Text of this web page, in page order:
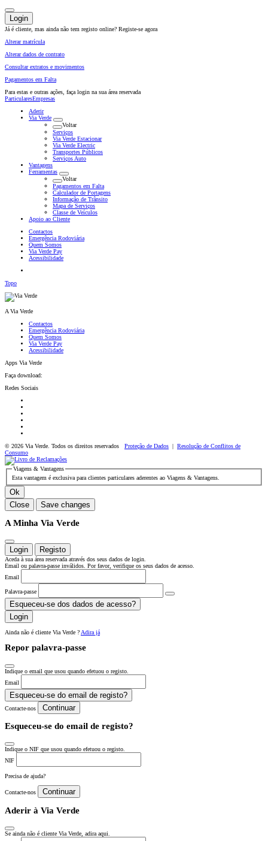
Login
Já é cliente, mas ainda não tem registo online? Registe-se agora
Alterar matrícula
Alterar dados de contrato
Consultar extratos e movimentos
Pagamentos em Falta
Para estas e outras ações, faça login na sua área reservada
ParticularesEmpresas
Aderir
Via Verde
Voltar
Serviços
Via Verde Estacionar
Via Verde Electric
Transportes Públicos
Serviços Auto
Vantagens
Ferramentas
Voltar
Pagamentos em Falta
Calculador de Portagens
Informação de Trânsito
Mapa de Serviços
Classe de Veículos
Apoio ao Cliente
Contactos
Emergência Rodoviária
Quem Somos
Via Verde Pay
Acessibilidade
Topo
A Via Verde
Contactos
Emergência Rodoviária
Quem Somos
Via Verde Pay
Acessibilidade
Apps Via Verde
Faça download:
Redes Sociais
© 2026 Via Verde. Todos os direitos reservados Proteção de Dados | Resolução de Conflitos de
Consumo
Viagens & Vantagens
Esta vantagem é exclusiva para clientes particulares aderentes ao Viagens & Vantagens.
Ok
Close
Save changes
A Minha Via Verde
Login Registo
Aceda à sua área reservada através dos seus dados de login.
Email ou palavra-passe inválidos. Por favor, verifique os seus dados de acesso.
Email
Palavra-passe
Esqueceu-se dos dados de acesso?
Login
Ainda não é cliente Via Verde ? Adira já
Repor palavra-passe
Indique o email que usou quando efetuou o registo.
Email
Esqueceu-se do email de registo?
Contacte-nos Continuar
Esqueceu-se do email de registo?
Indique o NIF que usou quando efetuou o registo.
NIF
Precisa de ajuda?
Contacte-nos Continuar
Aderir à Via Verde
Se ainda não é cliente Via Verde, adira aqui.